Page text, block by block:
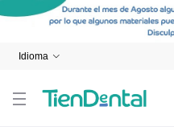
Idioma